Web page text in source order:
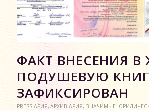
ФАКТ ВНЕСЕНИЯ
ПОДУШЕВУЮ
ЗАФИКСИРОВАН
PRESS АРИЯ,АРХИВ АРИЯ,ЗНАЧИМЫЕ